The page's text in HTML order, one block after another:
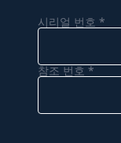
시리얼 번호 *
참조 번호 *